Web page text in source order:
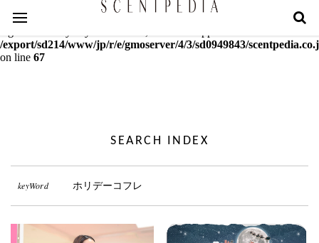
Warning
: mcrypt_decrypt(): Key of size 18 not supported by this
/export/sd214/www/jp/r/e/gmoserver/4/3/sd0949843/
on line 67
SEARCH INDEX
keyWord ホリデーコフレ